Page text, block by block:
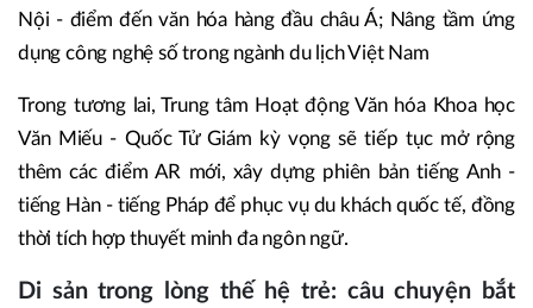
Nội - điểm đến văn hóa hàng đầu châu Á; Nâng tầm ứng
dụng công nghệ số trong ngành du lịch Việt Nam
Trong tương lai, Trung tâm Hoạt động Văn hóa Khoa học
Văn Miếu - Quốc Tử Giám kỳ vọng sẽ tiếp tục mở rộng
thêm các điểm AR mới, xây dựng phiên bản tiếng Anh -
tiếng Hàn - tiếng Pháp để phục vụ du khách quốc tế, đồng
thời tích hợp thuyết minh đa ngôn ngữ.
Di sản trong lòng thế hệ trẻ: câu chuyện bắt